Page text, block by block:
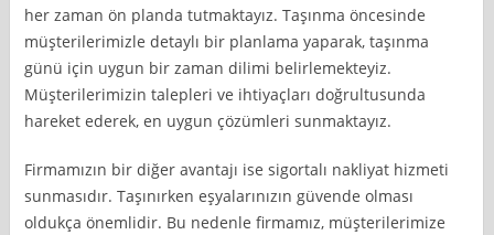
her zaman ön planda tutmaktayız. Taşınma öncesinde
müşterilerimizle detaylı bir planlama yaparak, taşınma
günü için uygun bir zaman dilimi belirlemekteyiz.
Müşterilerimizin talepleri ve ihtiyaçları doğrultusunda
hareket ederek, en uygun çözümleri sunmaktayız.
Firmamızın bir diğer avantajı ise sigortalı nakliyat hizmeti
sunmasıdır. Taşınırken eşyalarınızın güvende olması
oldukça önemlidir. Bu nedenle firmamız, müşterilerimize